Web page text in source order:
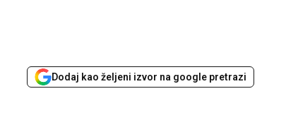
Dodaj kao željeni izvor na google pretrazi